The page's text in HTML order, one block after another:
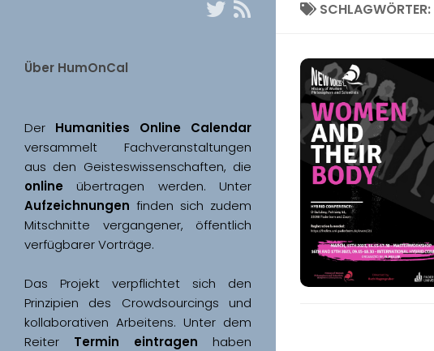
SCHLAGWÖRTER:
Über HumOnCal
Der
versammelt Fachveranstaltungen
online
Aufzeichnungen finden sich zudem
Mitschnitte vergangener, öffentlich
Das Projekt verpflichtet sich den
Prinzipien des Crowdsourcings und
kollaborativen Arbeitens. Unter dem
Reiter Termin eintragen haben